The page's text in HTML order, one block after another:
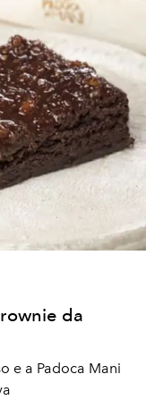
da
e a Padoca Mani